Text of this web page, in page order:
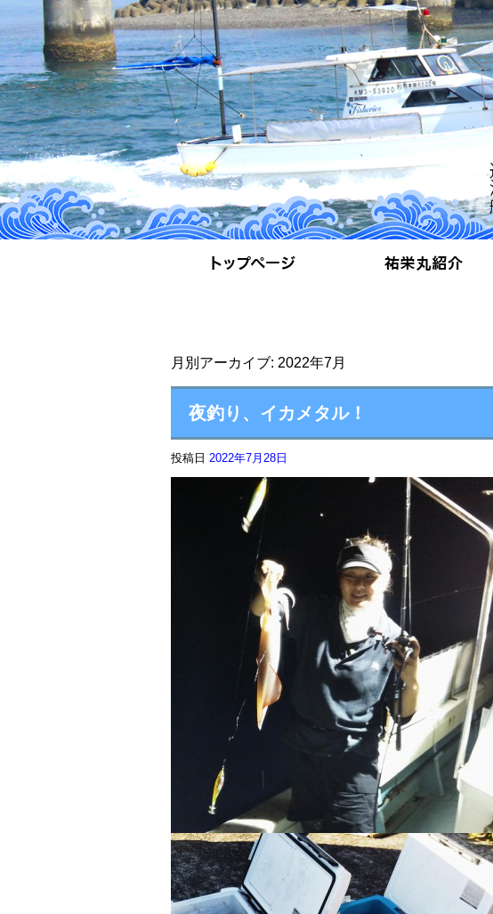
月別アーカイブ: 2022年7月
夜釣り、イカメタル！
投稿日 2022年7月28日